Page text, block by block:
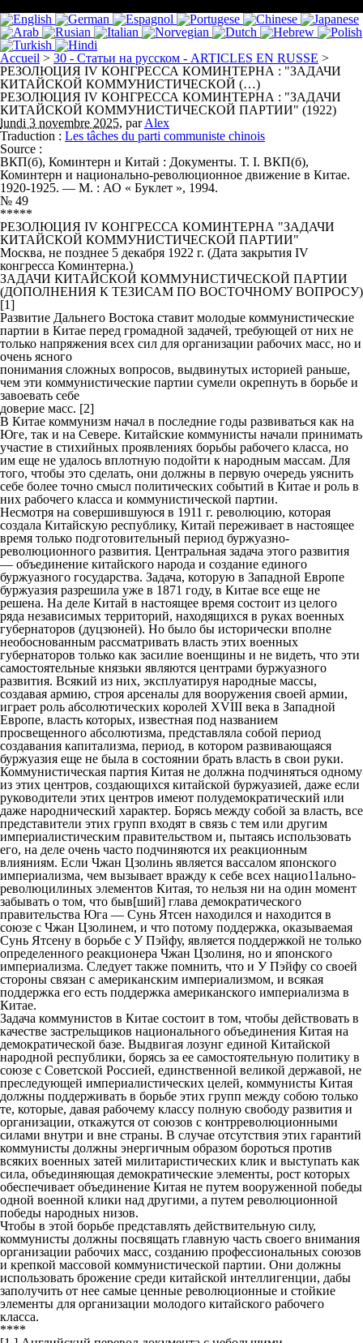
Accueil > 30 - Статьи на русском - ARTICLES EN RUSSE >
РЕЗОЛЮЦИЯ IV КОНГРЕССА КОМИНТЕРНА : "ЗАДАЧИ
КИТАЙСКОЙ КОММУНИСТИЧЕСКОЙ (…)
РЕЗОЛЮЦИЯ IV КОНГРЕССА КОМИНТЕРНА : "ЗАДАЧИ
КИТАЙСКОЙ КОММУНИСТИЧЕСКОЙ ПАРТИИ" (1922)
lundi 3 novembre 2025, parAlex
Traduction : Les tâches du parti communiste chinois
Source :
ВКП(б), Коминтерн и Китай : Документы. Т. I. ВКП(б),
Коминтерн и национально-революционное движение в Китае.
1920-1925. — М. : АО « Буклет », 1994.
№ 49
*****
РЕЗОЛЮЦИЯ IV КОНГРЕССА КОМИНТЕРНА "ЗАДАЧИ
КИТАЙСКОЙ КОММУНИСТИЧЕСКОЙ ПАРТИИ"
Москва, не позднее 5 декабря 1922 г. (Дата закрытия IV
конгресса Коминтерна.)
ЗАДАЧИ КИТАЙСКОЙ КОММУНИСТИЧЕСКОЙ ПАРТИИ
(ДОПОЛНЕНИЯ К ТЕЗИСАМ ПО ВОСТОЧНОМУ ВОПРОСУ)
[1]
Развитие Дальнего Востока ставит молодые коммунистические
партии в Китае перед громадной задачей, требующей от них не
только напряжения всех сил для организации рабочих масс, но и
очень ясного
понимания сложных вопросов, выдвинутых историей раньше,
чем эти коммунистические партии сумели окрепнуть в борьбе и
завоевать себе
доверие масс. [2]
В Китае коммунизм начал в последние годы развиваться как на
Юге, так и на Севере. Китайские коммунисты начали принимать
участие в стихийных проявлениях борьбы рабочего класса, но
им еще не удалось вплотную подойти к народным массам. Для
того, чтобы это сделать, они должны в первую очередь уяснить
себе более точно смысл политических событий в Китае и роль в
них рабочего класса и коммунистической партии.
Несмотря на совершившуюся в 1911 г. революцию, которая
создала Китайскую республику, Китай переживает в настоящее
время только подготовительный период буржуазно-
революционного развития. Центральная задача этого развития
— объединение китайского народа и создание единого
буржуазного государства. Задача, которую в Западной Европе
буржуазия разрешила уже в 1871 году, в Китае все еще не
решена. На деле Китай в настоящее время состоит из целого
ряда независимых территорий, находящихся в руках военных
губернаторов (дуцзюней). Но было бы исторически вполне
необоснованным рассматривать власть этих военных
губернаторов только как засилие военщины и не видеть, что эти
самостоятельные князьки являются центрами буржуазного
развития. Всякий из них, эксплуатируя народные массы,
создавая армию, строя арсеналы для вооружения своей армии,
играет роль абсолютических королей XVIII века в Западной
Европе, власть которых, известная под названием
просвещенного абсолютизма, представляла собой период
создавания капитализма, период, в котором развивающаяся
буржуазия еще не была в состоянии брать власть в свои руки.
Коммунистическая партия Китая не должна подчиняться одному
из этих центров, создающихся китайской буржуазией, даже если
руководители этих центров имеют полудемократический или
даже народнический характер. Борясь между собой за власть, все
представители этих групп входят в связь с тем или другим
империалистическим правительством и, пытаясь использовать
его, на деле очень часто подчиняются их реакционным
влияниям. Если Чжан Цзолинь является вассалом японского
империализма, чем вызывает вражду к себе всех нацио11ально-
революцилиных элементов Китая, то нельзя ни на один момент
забывать о том, что быв[ший] глава демократического
правительства Юга — Сунь Ятсен находился и находится в
союзе с Чжан Цзолинем, и что потому поддержка, оказываемая
Сунь Ятсену в борьбе с У Пэйфу, является поддержкой не только
определенного реакционера Чжан Цзолиня, но и японского
империализма. Следует также помнить, что и У Пэйфу со своей
стороны связан с американским империализмом, и всякая
поддержка его есть поддержка американского империализма в
Китае.
Задача коммунистов в Китае состоит в том, чтобы действовать в
качестве застрельщиков национального объединения Китая на
демократической базе. Выдвигая лозунг единой Китайской
народной республики, борясь за ее самостоятельную политику в
союзе с Советской Россией, единственной великой державой, не
преследующей империалистических целей, коммунисты Китая
должны поддерживать в борьбе этих групп между собою только
те, которые, давая рабочему классу полную свободу развития и
организации, откажутся от союзов с контрреволюционными
силами внутри и вне страны. В случае отсутствия этих гарантий
коммунисты должны энергичным образом бороться против
всяких военных затей милитаристических клик и выступать как
сила, объединяющая демократические элементы, рост которых
обеспечивает объединение Китая не путем вооруженной победы
одной военной клики над другими, а путем революционной
победы народных низов.
Чтобы в этой борьбе представлять действительную силу,
коммунисты должны посвящать главную часть своего внимания
организации рабочих масс, созданию профессиональных союзов
и крепкой массовой коммунистической партии. Они должны
использовать брожение среди китайской интеллигенции, дабы
заполучить от нее самые ценные революционные и стойкие
элементы для организации молодого китайского рабочего
класса.
****